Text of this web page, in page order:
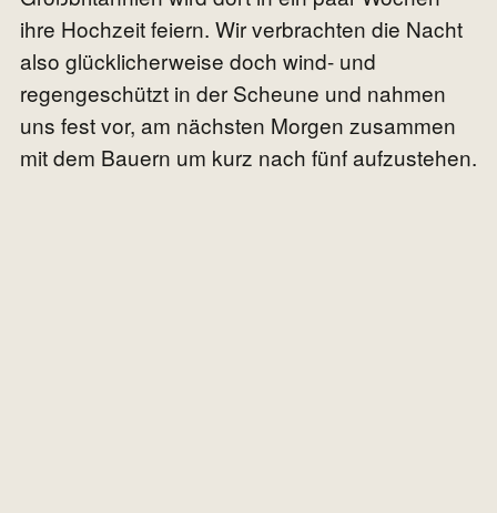
ihre Hochzeit feiern. Wir verbrachten die Nacht
also glücklicherweise doch wind- und
regengeschützt in der Scheune und nahmen
uns fest vor, am nächsten Morgen zusammen
mit dem Bauern um kurz nach fünf aufzustehen.